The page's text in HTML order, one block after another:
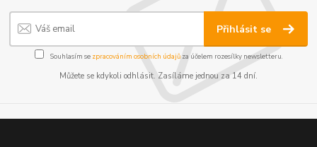
Přihlásit se
Souhlasím se zpracováním osobních údajůza účelem rozesílky newsletteru.
Můžete se kdykoli odhlásit. Zasíláme jednou za 14 dní.